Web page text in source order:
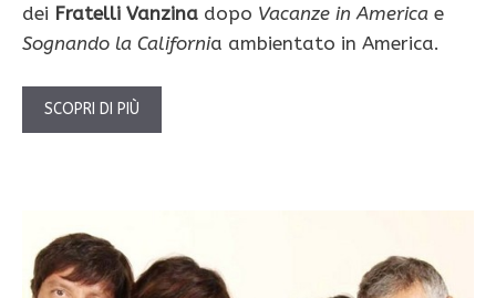
dei Fratelli Vanzina dopo Vacanze in America e
Sognando la California ambientato in America.
SCOPRI DI PIÙ